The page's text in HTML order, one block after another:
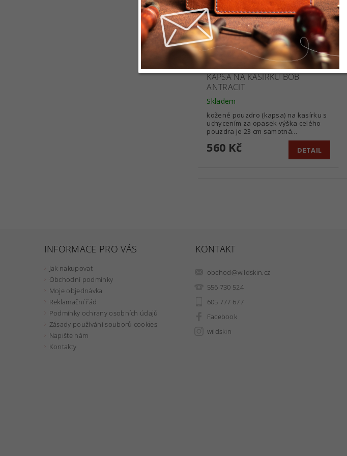
KAPSA NA KASÍRKU BOB
ANTRACIT
Skladem
kožené pouzdro (kapsa) na kasírku s
uchycením za opasek výška celého
pouzdra je 23 cm samotná...
560 Kč DETAIL
INFORMACE PRO VÁS
Jak nakupovat
Obchodní podmínky
Moje objednávka
Reklamační řád
Podmínky ochrany osobních údajů
Zásady používání souborů cookies
Napište nám
Kontakty
KONTAKT
obchod@wildskin.cz
556 730 524
605 777 677
Facebook
wildskin